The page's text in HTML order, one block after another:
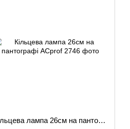
Кільцева лампа 26см на пантографі ACprof